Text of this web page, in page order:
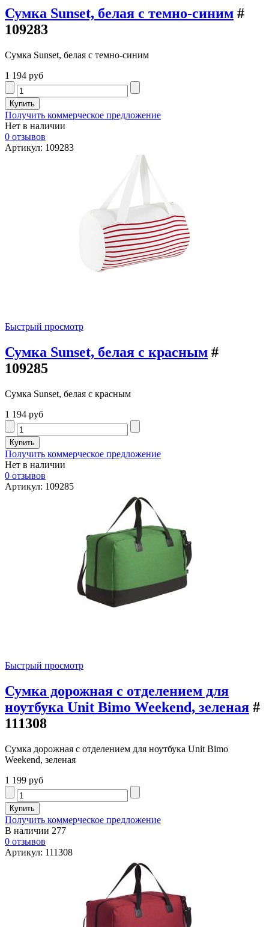
Сумка Sunset, белая с темно-синим #
109283
Сумка Sunset, белая с темно-синим
1 194 руб
Получить коммерческое предложение
Нет в наличии
0 отзывов
Артикул: 109283
Быстрый просмотр
Сумка Sunset, белая с красным #
109285
Сумка Sunset, белая с красным
1 194 руб
Получить коммерческое предложение
Нет в наличии
0 отзывов
Артикул: 109285
Быстрый просмотр
Сумка дорожная с отделением для
ноутбука Unit Bimo Weekend, зеленая #
111308
Сумка дорожная с отделением для ноутбука Unit Bimo
Weekend, зеленая
1 199 руб
Получить коммерческое предложение
В наличии 277
0 отзывов
Артикул: 111308